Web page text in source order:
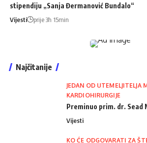
stipendiju „Sanja Đermanović Bundalo“
Vijesti prije 3h 15min
Najčitanije
JEDAN OD UTEMELJITELJA
KARDIOHIRURGIJE
Preminuo prim. dr. Sead
Vijesti
KO ĆE ODGOVARATI ZA